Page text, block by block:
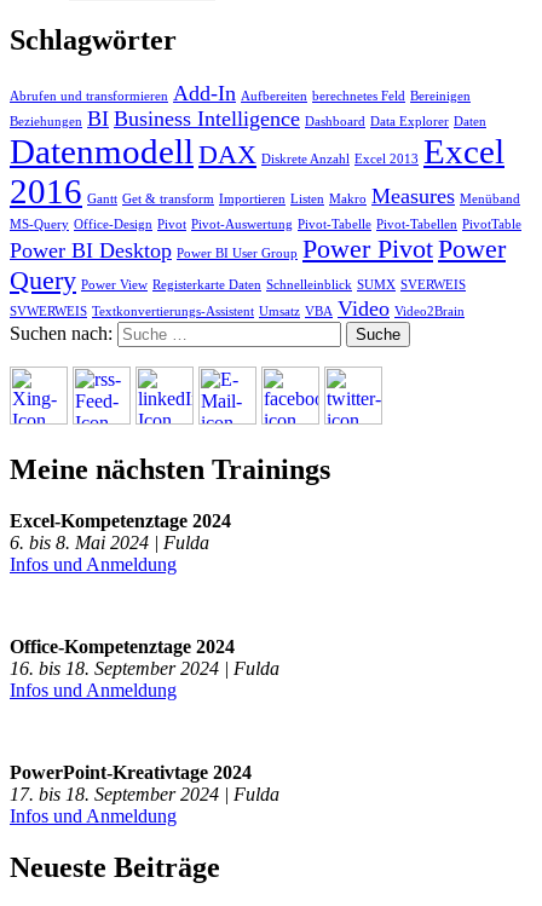
Schlagwörter
Abrufen und transformieren Add-In Aufbereiten berechnetes Feld Bereinigen
Beziehungen BI Business Intelligence Dashboard Data Explorer Daten
Datenmodell DAX Diskrete Anzahl Excel 2013 Excel
2016 Gantt Get & transform Importieren Listen Makro Measures Menüband
MS-Query Office-Design Pivot Pivot-Auswertung Pivot-Tabelle Pivot-Tabellen PivotTable
Power BI Desktop Power BI User Group Power PivotPower
Query Power View Registerkarte Daten Schnelleinblick SUMX SVERWEIS
SVWERWEIS Textkonvertierungs-Assistent Umsatz VBA Video Video2Brain
Suchen nach:
Meine nächsten Trainings
Excel-Kompetenztage 2024
6. bis 8. Mai 2024 | Fulda
Infos und Anmeldung
Office-Kompetenztage 2024
16. bis 18. September 2024 | Fulda
Infos und Anmeldung
PowerPoint-Kreativtage 2024
17. bis 18. September 2024 | Fulda
Infos und Anmeldung
Neueste Beiträge